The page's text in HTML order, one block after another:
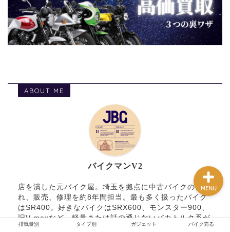
ABOUT ME
バイクマンV2
店を潰した元バイク屋。埼玉を拠点に中古バイクの仕入
れ、販売、修理を約8年間担当。最も多く扱ったバイク
はSR400。好きなバイクはSRX600、モンスター900、
旧V-maxなど、軽量または話の通じないバカトルク系が
好き。柏のオークション会場に頻繁に出没。最近は
排気量別 タイプ別 ガジェット バイク売る
MENU
排気量別
バイク売る